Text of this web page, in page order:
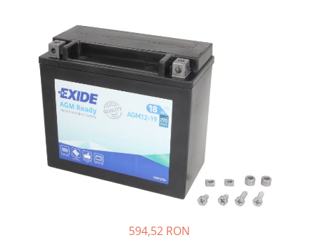
Accesorii baterii
Baterii Industriale
Acumulatori
Incarcatoare acumulatori
Panouri fotovoltaice si accesorii
Panouri fotovoltaice
Statii de incarcare EV
594,52 RON